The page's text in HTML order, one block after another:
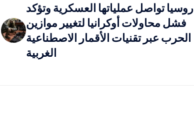
روسيا تواصل عملياتها العسكرية وتؤكد
فشل محاولات أوكرانيا لتغيير موازين
الحرب عبر تقنيات الأقمار الاصطناعية
الغربية